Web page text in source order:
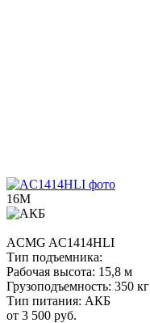
16М
ACMG AC1414HLI
Тип подъемника:
Рабочая высота: 15,8 м
Грузоподъемность: 350 кг
Тип питания: АКБ
от 3 500 руб.